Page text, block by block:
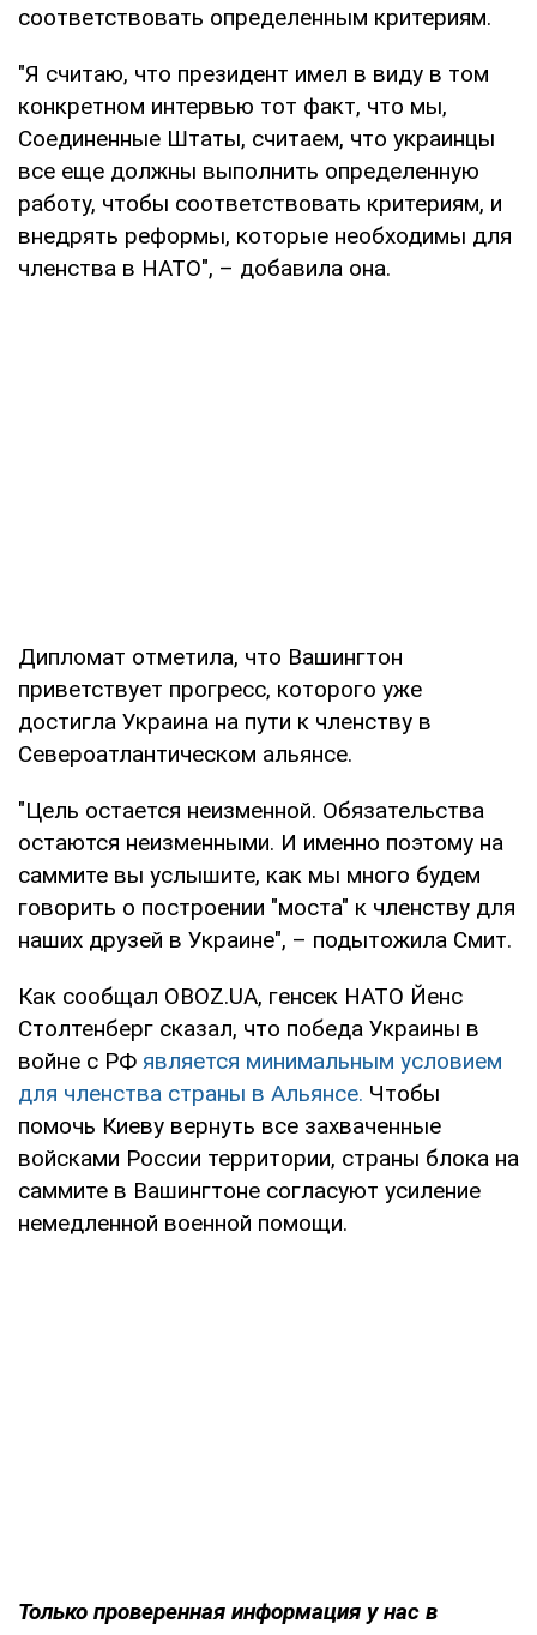
соответствовать определенным критериям.
"Я считаю, что президент имел в виду в том
конкретном интервью тот факт, что мы,
Соединенные Штаты, считаем, что украинцы
все еще должны выполнить определенную
работу, чтобы соответствовать критериям, и
внедрять реформы, которые необходимы для
членства в НАТО", – добавила она.
Дипломат отметила, что Вашингтон
приветствует прогресс, которого уже
достигла Украина на пути к членству в
Североатлантическом альянсе.
"Цель остается неизменной. Обязательства
остаются неизменными. И именно поэтому на
саммите вы услышите, как мы много будем
говорить о построении "моста" к членству для
наших друзей в Украине", – подытожила Смит.
Как сообщал OBOZ.UA, генсек НАТО Йенс
Столтенберг сказал, что победа Украины в
войне с РФ является минимальным условием
для членства страны в Альянсе. Чтобы
помочь Киеву вернуть все захваченные
войсками России территории, страны блока на
саммите в Вашингтоне согласуют усиление
немедленной военной помощи.
Только проверенная информация у нас в